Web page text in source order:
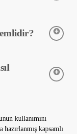
kullanılır. Bu
yapılmasına
maliyetlerini
kullanımını
kapsamlı